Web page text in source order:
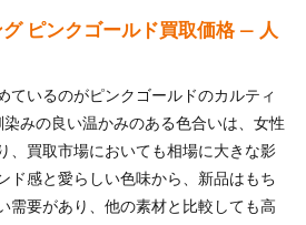
ピンクゴールド買取価格 — 人
ているのがピンクゴールドのカルティ
みの良い温かみのある色合いは、女性
、買取市場においても相場に大きな影
ド感と愛らしい色味から、新品はもち
需要があり、他の素材と比較しても高